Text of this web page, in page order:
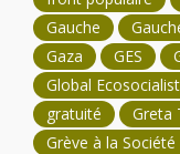
Gauche
Gaza
GES
Global
gratuité
Greta
Grève à la